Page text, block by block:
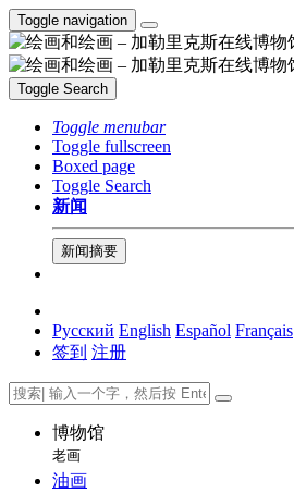
Toggle navigation
Toggle Search
Toggle menubar
Toggle fullscreen
Boxed page
Toggle Search
新闻
新闻摘要
Русский English Español Français
签到 注册
博物馆
老画
油画